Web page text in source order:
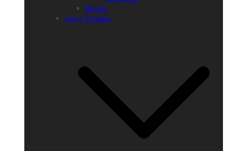
Bogor
Jawa Tengah